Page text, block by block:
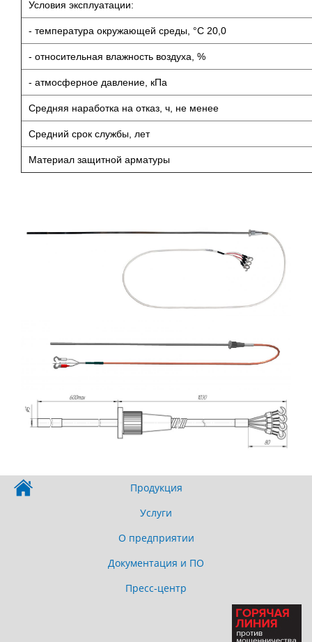
Условия эксплуатации:
- температура окружающей среды, °С 20,0
- относительная влажность воздуха, %
- атмосферное давление, кПа
Средняя наработка на отказ, ч, не менее
Средний срок службы, лет
Материал защитной арматуры
Продукция
Услуги
О предприятии
Документация и ПО
Пресс-центр